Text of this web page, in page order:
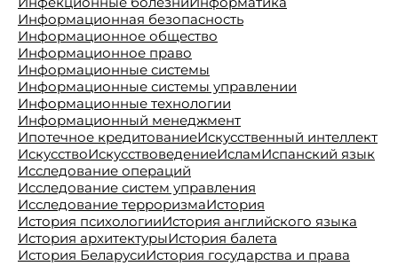
Информационная безопасность
Информационное общество
Информационное право
Информационные системы
Информационные системы управлении
Информационные технологии
Информационный менеджмент
Ипотечное кредитованиеИскусственный интеллект
ИскусствоИскусствоведениеИсламИспанский язык
Исследование операций
Исследование систем управления
Исследование терроризмаИстория
История психологииИстория английского языка
История архитектурыИстория балета
История БеларусиИстория государства и права